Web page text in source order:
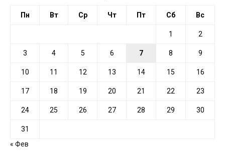
Пн Вт Ср Чт Пт Сб Вс
1 2
3 4 5 6 7 8 9
10 11 12 13 14 15 16
17 18 19 20 21 22 23
24 25 26 27 28 29 30
31
« Фев